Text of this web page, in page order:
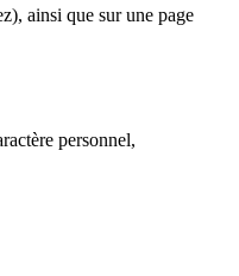
ainsi que sur une page
personnel,